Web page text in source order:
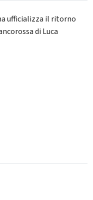
ufficializza il ritorno
di Luca